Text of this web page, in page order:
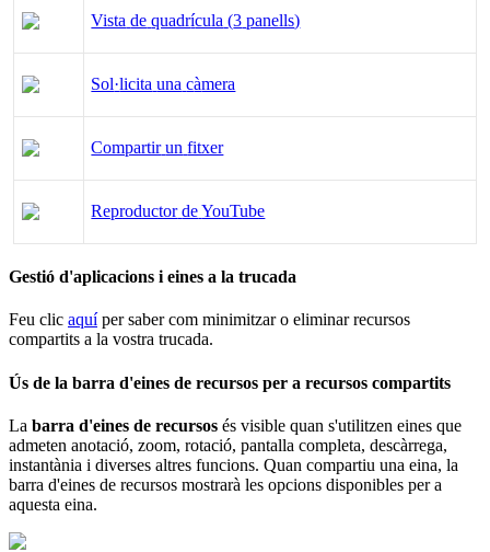
Vista de quadrícula (3 panells)
Sol·licita una càmera
Compartir un fitxer
Reproductor deYouTube
Gestió d'aplicacions i eines a la trucada
Feu clic aquí per saber com minimitzar o eliminar recursos
compartits a la vostra trucada.
Ús de la barra d'eines de recursos per a recursos compartits
La barra d'eines de recursos és visible quan s'utilitzen eines que
admeten anotació, zoom, rotació, pantalla completa, descàrrega,
instantània i diverses altres funcions. Quan compartiu una eina, la
barra d'eines de recursos mostrarà les opcions disponibles per a
aquesta eina.